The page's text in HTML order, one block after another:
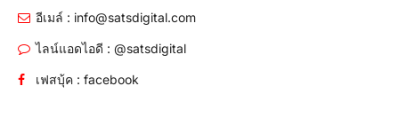
อีเมล์ : info@satsdigital.com
ไลน์แอดไอดี : @satsdigital
เฟสบุ้ค : facebook